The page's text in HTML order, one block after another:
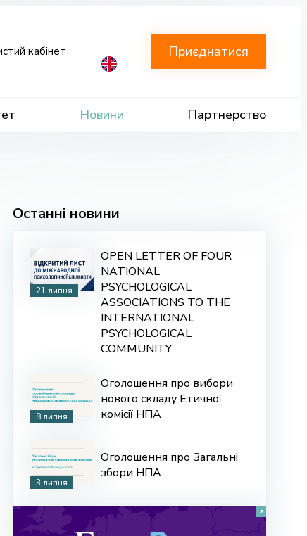
Новини Партнерство
кабінет Приєднатися
Останні новини
21 липня
OPEN LETTER OF FOUR
NATIONAL
PSYCHOLOGICAL
ASSOCIATIONS TO THE
INTERNATIONAL
PSYCHOLOGICAL
COMMUNITY
8 липня
Оголошення про вибори
нового складу Етичної
комісії НПА
3 липня
Оголошення про Загальні
збори НПА